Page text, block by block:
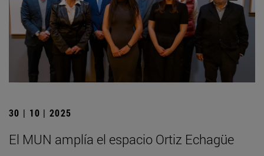
30 | 10 | 2025
El MUN amplía el espacio Ortiz Echagüe